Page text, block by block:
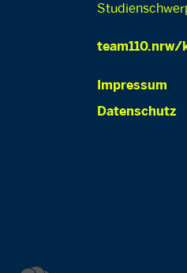
team110.nrw/
Impressum
Datenschutz